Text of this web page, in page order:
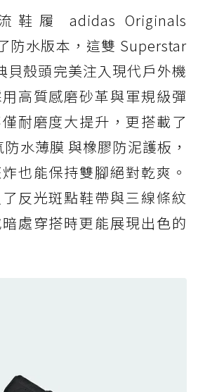
TRABUCO 14 GTX：搭
隱形貼合科技，全方位防水神鞋
XT-6 GORE-TEX：潮
！防滑、防水與街頭顏值一次攻
Stinson Evo GTX：越野
TEX 防水與增高神器一次滿
Timberland Motion Access：
水，輕量化工裝健走鞋雨天必備
Timberland Motion Access：
水，輕量化工裝健走鞋雨天必備
鞋履 adidas Originals
防水版本，這雙 Superstar
貝殼頭完美注入現代戶外機
高質感磨砂革與軍規級彈
耐磨度大提升，更搭載了
防水薄膜 與橡膠防泥護板，
也能保持雙腳絕對乾爽。
反光斑點鞋帶與三線條紋
處穿搭時更能展現出色的